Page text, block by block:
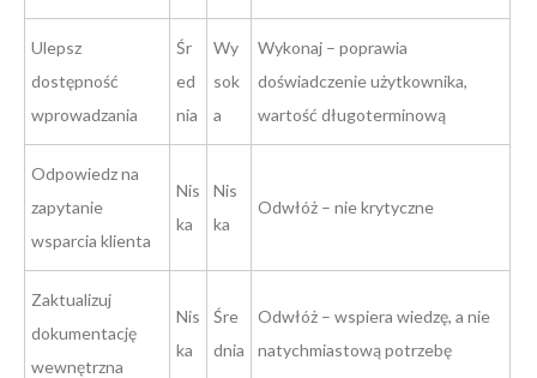
Ulepsz
dostępność
wprowadzania
Śr
ed
nia
Wy
sok
a
Wykonaj – poprawia
doświadczenie użytkownika,
wartość długoterminową
Odpowiedz na
zapytanie
wsparcia klienta
Nis
ka
Nis
ka
Odwłóż – nie krytyczne
Zaktualizuj
dokumentację
wewnętrzna
Nis
ka
Śre
dnia
Odwłóż – wspiera wiedzę, a nie
natychmiastową potrzebę